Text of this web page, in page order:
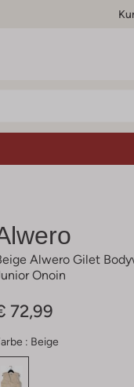
Alwero Gilet
Onoin
72,99
: Beige